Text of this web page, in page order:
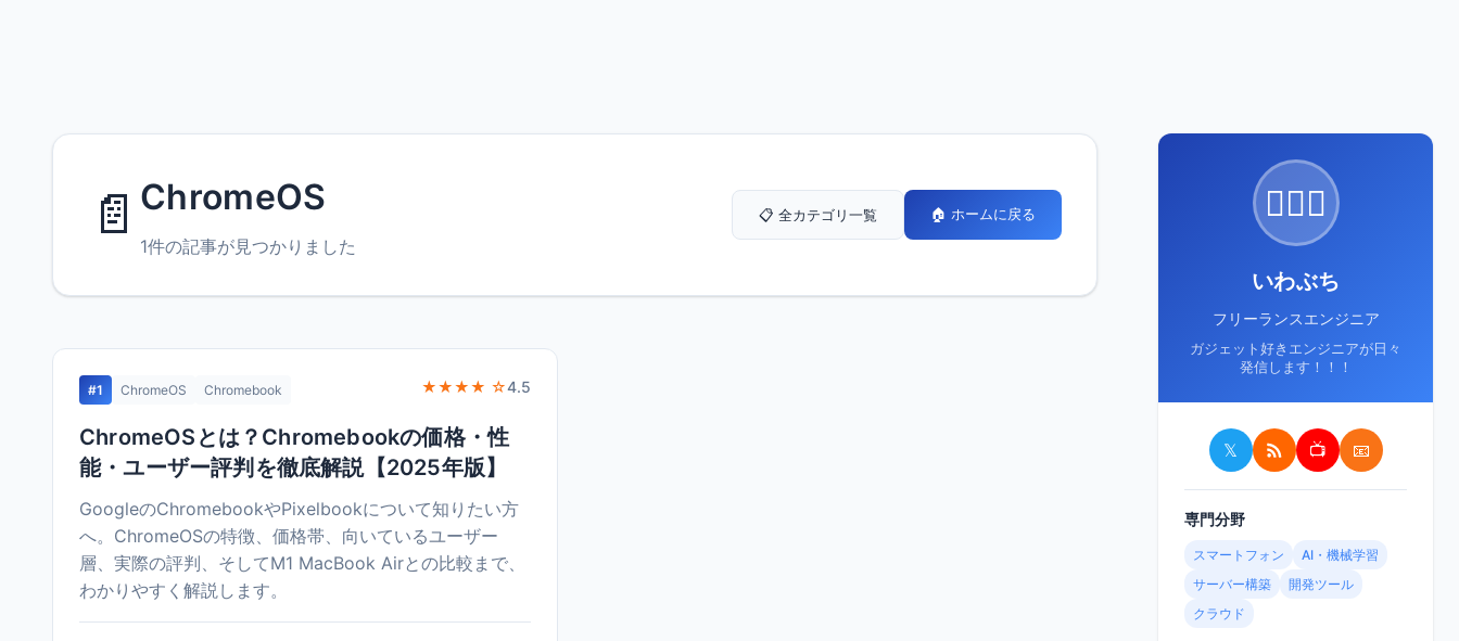
📄 ChromeOS
1件の記事が見つかりました
📋 全カテゴリ一覧 🏠 ホームに戻る
#1 ChromeOS Chromebook ★★★★ ☆4.5
ChromeOSとは？Chromebookの価格・性
能・ユーザー評判を徹底解説【2025年版】
GoogleのChromebookやPixelbookについて知りたい方
へ。ChromeOSの特徴、価格帯、向いているユーザー
層、実際の評判、そしてM1 MacBook Airとの比較まで、
わかりやすく解説します。
🙋🏻‍♂️
いわぶち
フリーランスエンジニア
ガジェット好きエンジニアが日々
発信します！！！
𝕏 📺 📧
専門分野
スマートフォン
AI・機械学習
サーバー構築
開発ツール
クラウド